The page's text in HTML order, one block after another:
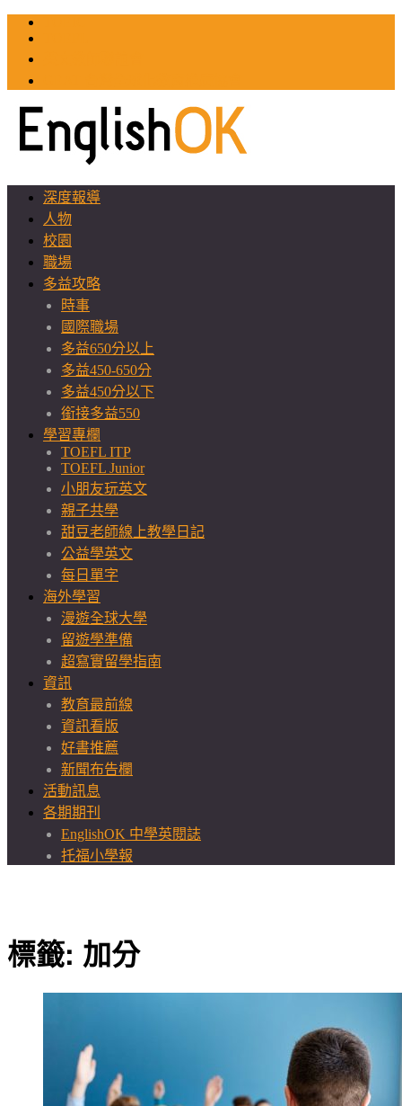
深度報導
人物
校園
職場
多益攻略
時事
國際職場
多益650分以上
多益450-650分
多益450分以下
銜接多益550
學習專欄
TOEFL ITP
TOEFL Junior
小朋友玩英文
親子共學
甜豆老師線上教學日記
公益學英文
每日單字
海外學習
漫遊全球大學
留遊學準備
超寫實留學指南
資訊
教育最前線
資訊看版
好書推薦
新聞布告欄
活動訊息
各期期刊
EnglishOK 中學英閱誌
托福小學報
標籤: 加分